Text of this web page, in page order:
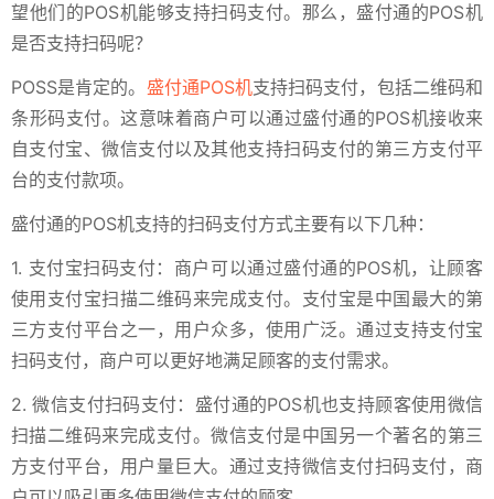
望他们的POS机能够支持扫码支付。那么，盛付通的POS机
是否支持扫码呢？
POSS是肯定的。 盛付通POS机支持扫码支付，包括二维码和
条形码支付。这意味着商户可以通过盛付通的POS机接收来
自支付宝、微信支付以及其他支持扫码支付的第三方支付平
台的支付款项。
盛付通的POS机支持的扫码支付方式主要有以下几种：
1. 支付宝扫码支付：商户可以通过盛付通的POS机，让顾客
使用支付宝扫描二维码来完成支付。支付宝是中国最大的第
三方支付平台之一，用户众多，使用广泛。通过支持支付宝
扫码支付，商户可以更好地满足顾客的支付需求。
2. 微信支付扫码支付：盛付通的POS机也支持顾客使用微信
扫描二维码来完成支付。微信支付是中国另一个著名的第三
方支付平台，用户量巨大。通过支持微信支付扫码支付，商